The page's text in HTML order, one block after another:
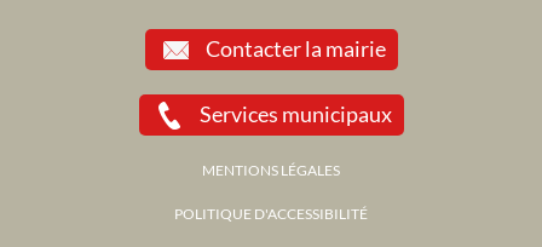
Contacter la mairie
Services municipaux
MENTIONS LÉGALES
POLITIQUE D'ACCESSIBILITÉ